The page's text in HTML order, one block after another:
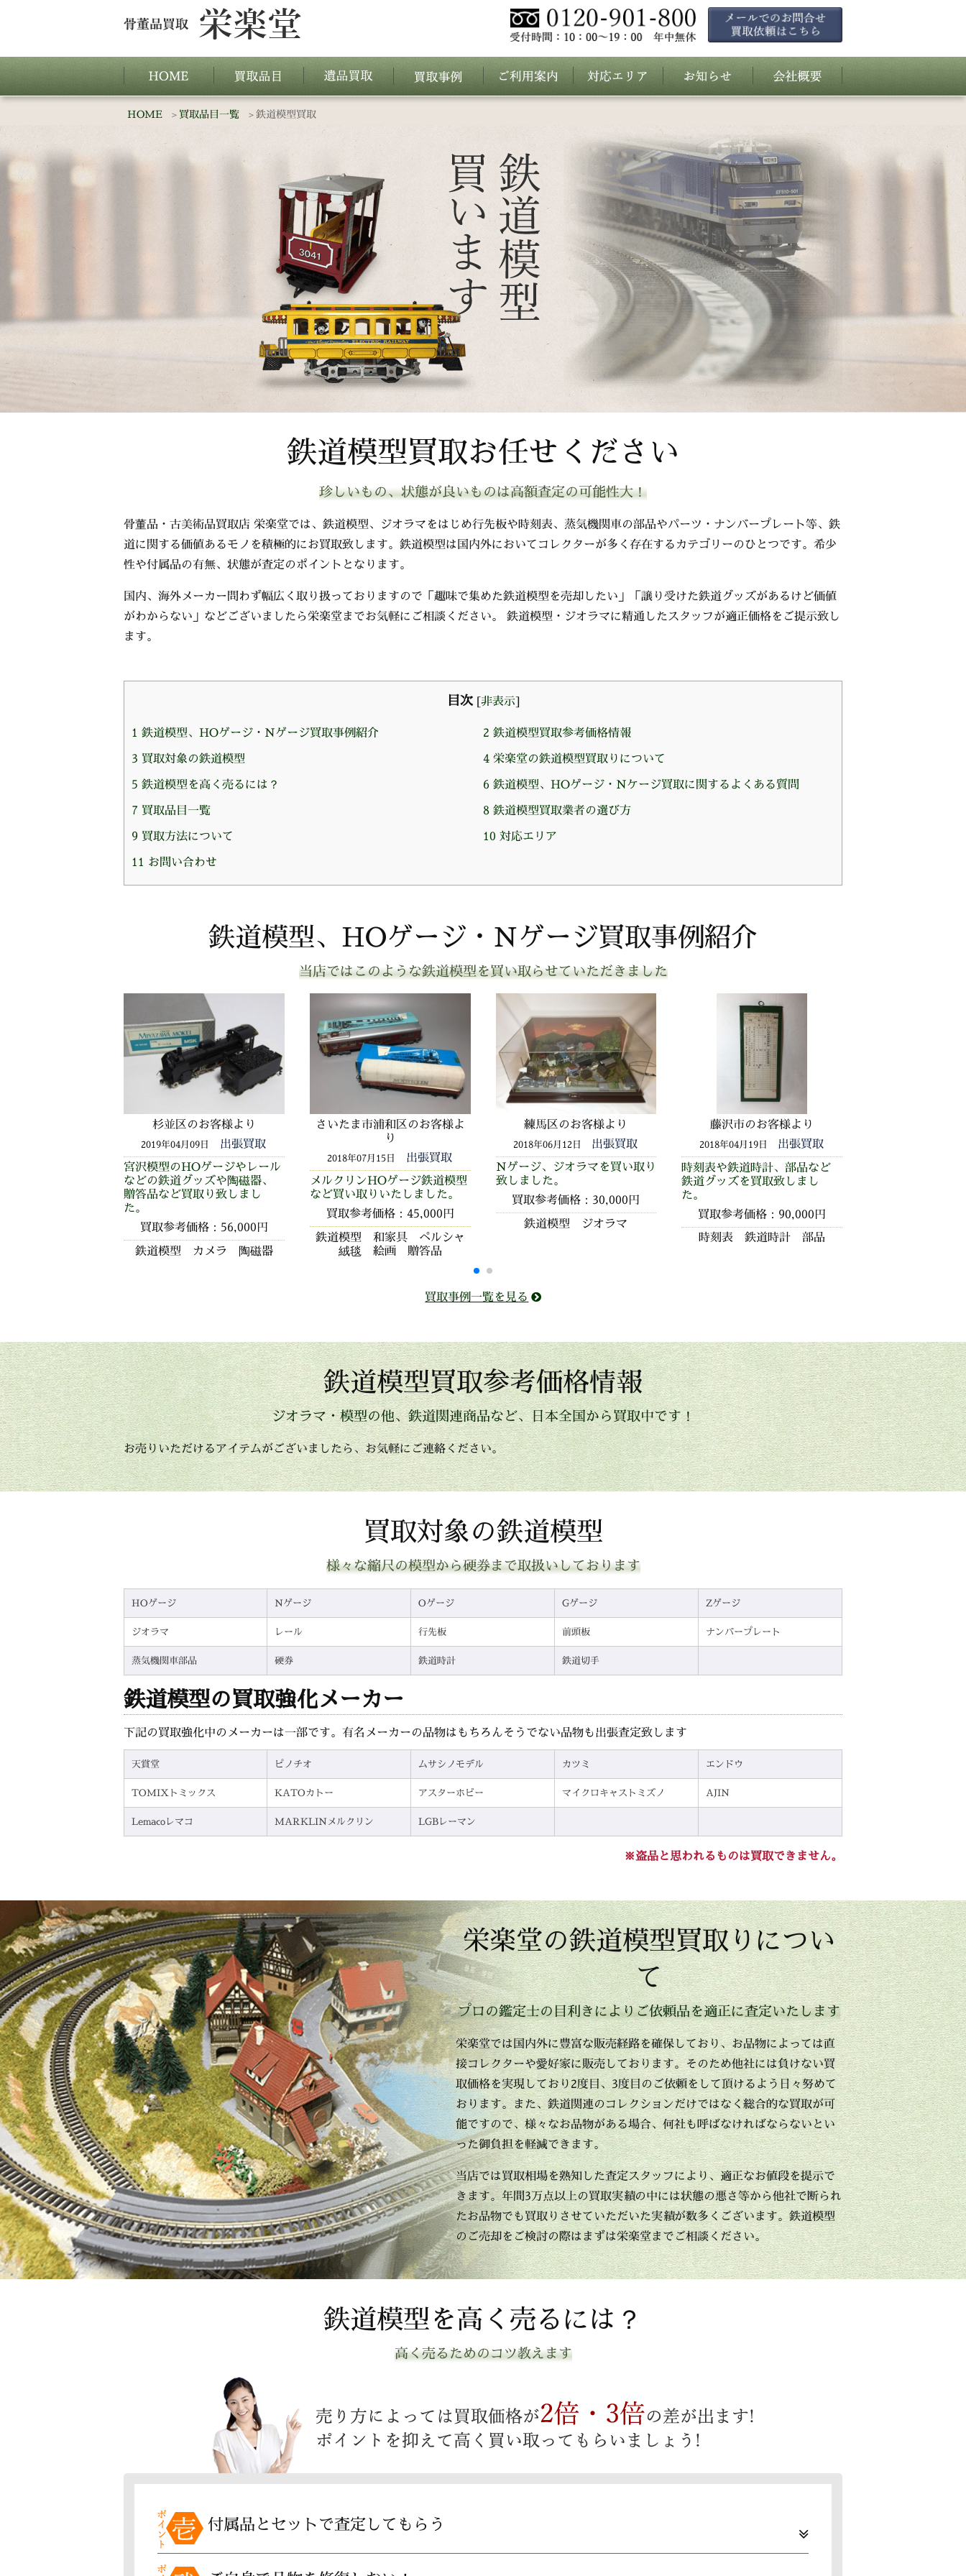
HOME 買取品目一覧 鉄道模型買取
鉄道模型買取お任せください
珍しいもの、状態が良いものは高額査定の可能性大！
骨董品・古美術品買取店 栄楽堂では、鉄道模型、ジオラマをはじめ行先板や時刻表、蒸気機関車の部品やパーツ・ナンバープレート等、鉄
道に関する価値あるモノを積極的にお買取致します。鉄道模型は国内外においてコレクターが多く存在するカテゴリーのひとつです。希少
性や付属品の有無、状態が査定のポイントとなります。
国内、海外メーカー問わず幅広く取り扱っておりますので「趣味で集めた鉄道模型を売却したい」「譲り受けた鉄道グッズがあるけど価値
がわからない」などございましたら栄楽堂までお気軽にご相談ください。 鉄道模型・ジオラマに精通したスタッフが適正価格をご提示致し
ます。
目次 [非表示]
1 鉄道模型、HOゲージ・Nゲージ買取事例紹介 2 鉄道模型買取参考価格情報
3 買取対象の鉄道模型 4栄楽堂の鉄道模型買取りについて
5 鉄道模型を高く売るには？ 6 鉄道模型、HOゲージ・Nケージ買取に関するよくある質問
7 買取品目一覧 8鉄道模型買取業者の選び方
9 買取方法について 10 対応エリア
11 お問い合わせ
鉄道模型、HOゲージ・Nゲージ買取事例紹介
当店ではこのような鉄道模型を買い取らせていただきました
杉並区のお客様より
2019年04月09日
出張買取
宮沢模型のHOゲージやレール
などの鉄道グッズや陶磁器、
贈答品など買取り致しまし
た。
買取参考価格：56,000円
鉄道模型 カメラ 陶磁器
さいたま市浦和区のお客様よ
り
2018年07月15日
出張買取
メルクリンHOゲージ鉄道模型
など買い取りいたしました。
買取参考価格：45,000円
鉄道模型 和家具 ペルシャ
絨毯 絵画 贈答品
練馬区のお客様より
2018年06月12日
出張買取
Nゲージ、ジオラマを買い取り
致しました。
買取参考価格：30,000円
鉄道模型 ジオラマ
藤沢市のお客様より
2018年04月19日
出張買取
時刻表や鉄道時計、部品など
鉄道グッズを買取致しまし
た。
買取参考価格：90,000円
時刻表 鉄道時計 部品
買取事例一覧を見る
鉄道模型買取参考価格情報
ジオラマ・模型の他、鉄道関連商品など、日本全国から買取中です！
お売りいただけるアイテムがございましたら、お気軽にご連絡ください。
買取対象の鉄道模型
様々な縮尺の模型から硬券まで取扱いしております
HOゲージ Nゲージ Oゲージ Gゲージ Zゲージ
ジオラマ レール 行先板 前頭板 ナンバープレート
蒸気機関車部品 硬券 鉄道時計 鉄道切手
鉄道模型の買取強化メーカー
下記の買取強化中のメーカーは一部です。有名メーカーの品物はもちろんそうでない品物も出張査定致します
天賞堂 ピノチオ ムサシノモデル カツミ エンドウ
TOMIXトミックス KATOカトー アスターホビー マイクロキャストミズノ AJIN
Lemacoレマコ MARKLINメルクリン LGBレーマン
※盗品と思われるものは買取できません。
栄楽堂の鉄道模型買取りについ
て
プロの鑑定士の目利きによりご依頼品を適正に査定いたします
栄楽堂では国内外に豊富な販売経路を確保しており、お品物によっては直
接コレクターや愛好家に販売しております。そのため他社には負けない買
取価格を実現しており2度目、3度目のご依頼をして頂けるよう日々努めて
おります。また、鉄道関連のコレクションだけではなく総合的な買取が可
能ですので、様々なお品物がある場合、何社も呼ばなければならないとい
った御負担を軽減できます。
当店では買取相場を熟知した査定スタッフにより、適正なお値段を提示で
きます。年間3万点以上の買取実績の中には状態の悪さ等から他社で断られ
たお品物でも買取りさせていただいた実績が数多くございます。鉄道模型
のご売却をご検討の際はまずは栄楽堂までご相談ください。
鉄道模型を高く売るには？
高く売るためのコツ教えます
付属品とセットで査定してもらう